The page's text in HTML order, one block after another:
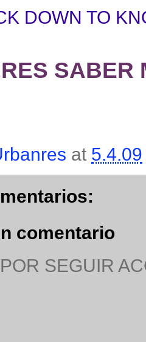
DOWN TO
SABER
at 5.4.09
comentario
SEGUIR